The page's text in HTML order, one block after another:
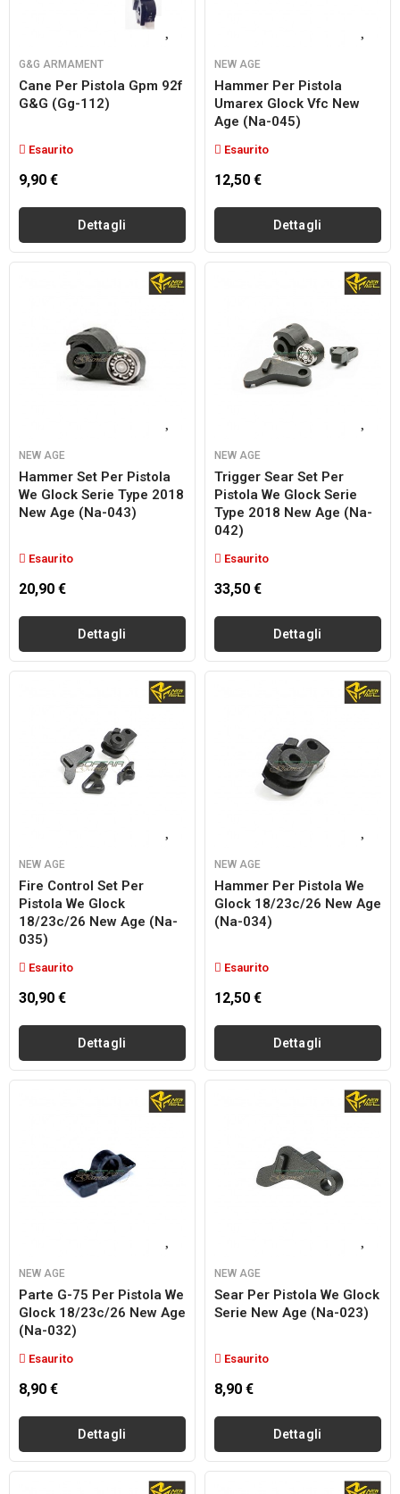
G&G ARMAMENT
Cane Per Pistola Gpm 92f
G&g (gg-112)
Esaurito
9,90 €
Dettagli
NEW AGE
Hammer Per Pistola
Umarex Glock Vfc New
Age (na-045)
Esaurito
12,50 €
Dettagli
NEW AGE
Hammer Set Per Pistola
We Glock Serie Type 2018
New Age (na-043)
Esaurito
20,90 €
Dettagli
NEW AGE
Trigger Sear Set Per
Pistola We Glock Serie
Type 2018 New Age (na-
042)
Esaurito
33,50 €
Dettagli
NEW AGE
Fire Control Set Per
Pistola We Glock
18/23c/26 New Age (na-
035)
Esaurito
30,90 €
Dettagli
NEW AGE
Hammer Per Pistola We
Glock 18/23c/26 New Age
(na-034)
Esaurito
12,50 €
Dettagli
NEW AGE
Parte G-75 Per Pistola We
Glock 18/23c/26 New Age
(na-032)
Esaurito
8,90 €
Dettagli
NEW AGE
Sear Per Pistola We Glock
Serie New Age (na-023)
Esaurito
8,90 €
Dettagli